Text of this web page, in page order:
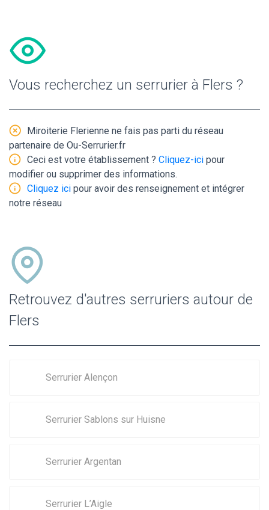
Vous recherchez un serrurier à Flers ?
Miroiterie Flerienne ne fais pas parti du réseau
partenaire de Ou-Serrurier.fr
Ceci est votre établissement ? Cliquez-ici pour
modifier ou supprimer des informations.
Cliquez ici pour avoir des renseignement et intégrer
notre réseau
Retrouvez d'autres serruriers autour de
Flers
Serrurier Alençon
Serrurier Sablons sur Huisne
Serrurier Argentan
Serrurier L’Aigle